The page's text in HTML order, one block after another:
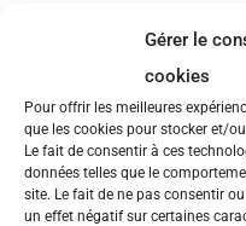
Gérer le
cookies
Pour offrir les meilleures
que les cookies pour stocker et/
Le fait de consentir à ces
données telles que le
site. Le fait de ne pas consentir
un effet négatif sur certaines
Vous faîtes preuve d’un fort
votre dynamisme et votre
pourront s’épanouir
spécifiques